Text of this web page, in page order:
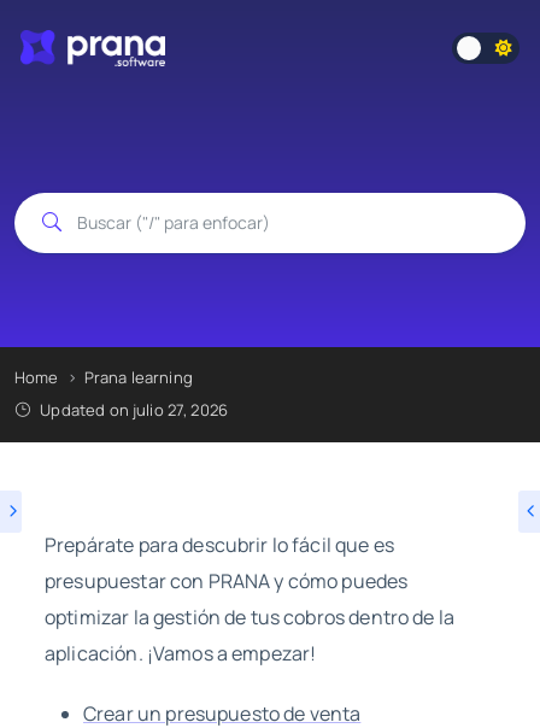
Home
Prana learning
Updated on julio 27, 2026
Prepárate para descubrir lo fácil que es
presupuestar con PRANA y cómo puedes
optimizar la gestión de tus cobros dentro de la
aplicación. ¡Vamos a empezar!
Crear un presupuesto de venta